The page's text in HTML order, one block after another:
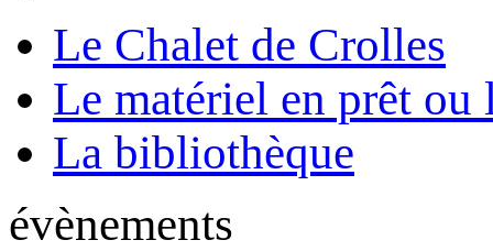
Le Chalet de Crolles
Le matériel en prêt ou
La bibliothèque
évènements